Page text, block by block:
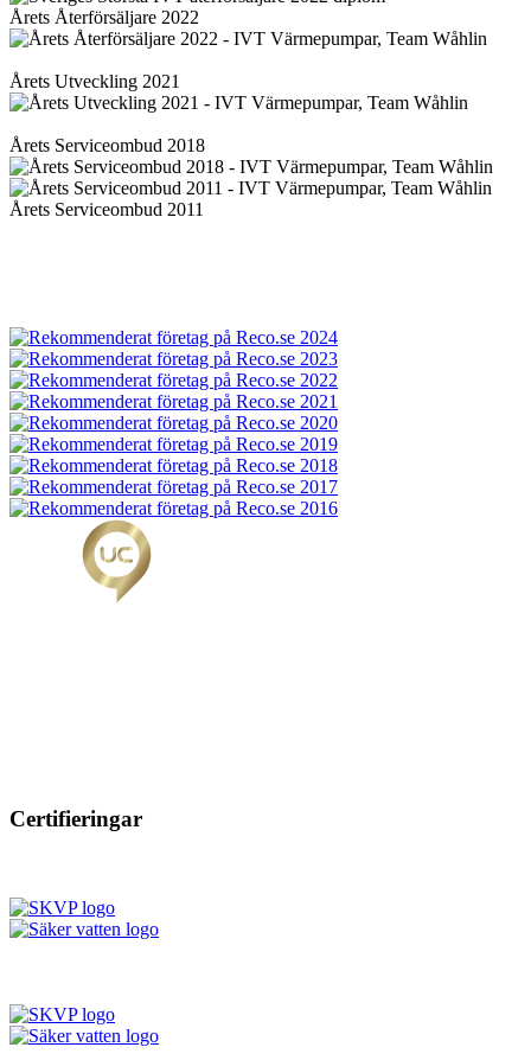
Årets Återförsäljare 2022
Årets Utveckling 2021
Årets Serviceombud 2018
Årets Serviceombud 2011
Certifieringar